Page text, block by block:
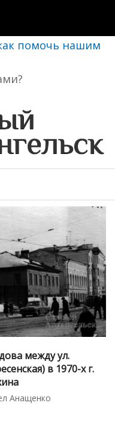
помочь нашим
между ул.
в 1970-х г.
Анащенко